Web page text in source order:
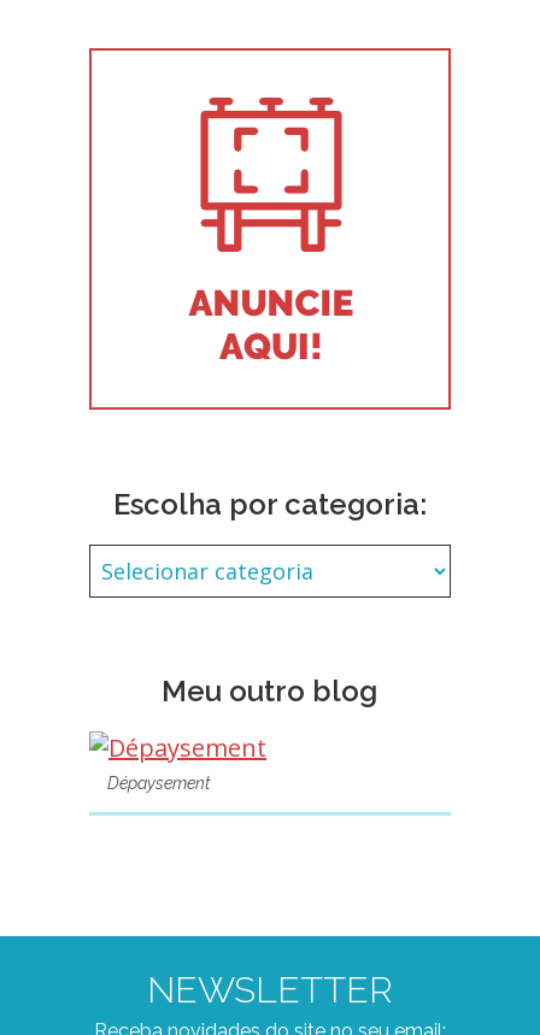
Escolha por categoria:
Meu outro blog
Dépaysement
NEWSLETTER